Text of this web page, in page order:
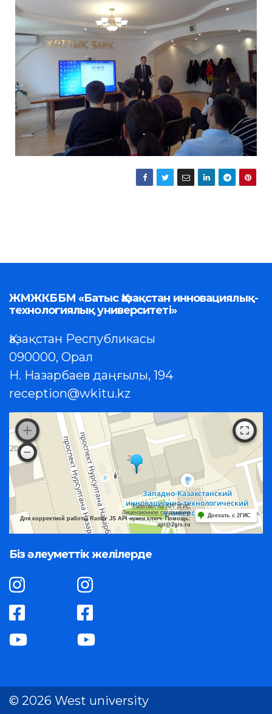
ЖМЖКББМ «Батыс Қазақстан инновациялық-
технологиялық университеті»
Қазақстан Республикасы
090000, Орал
Н. Назарбаев даңғылы, 194
reception@wkitu.kz
Работает на API 2ГИС
Лицензионное соглашение
Для корректной работы Raster JS API нужен ключ. Помощь:
api@2gis.ru
Доехать с 2ГИС
Біз әлеуметтік желілерде
© 2026 West university